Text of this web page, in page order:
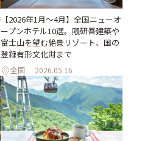
【2026年1月～4月】全国ニューオ
ープンホテル10選。隈研吾建築や
富士山を望む絶景リゾート、国の
登録有形文化財まで
全国 2026.05.16